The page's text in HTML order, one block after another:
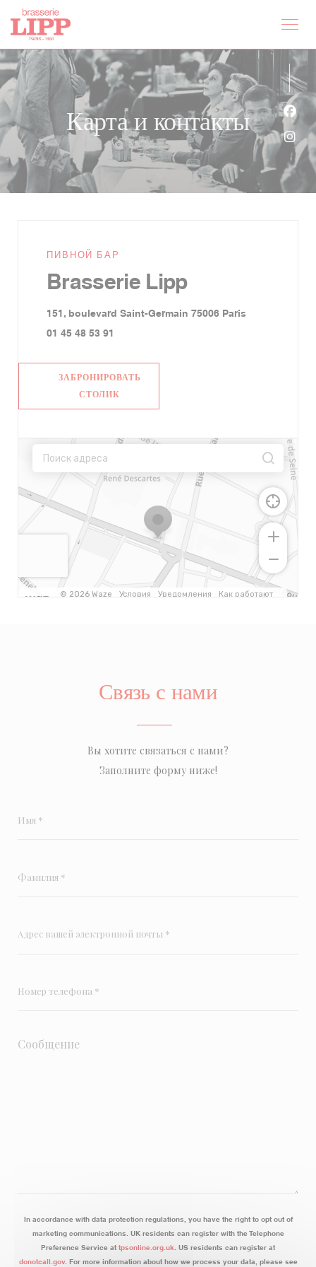
Панель управления cookies
Карта и контакты
ПИВНОЙ БАР
Brasserie Lipp
151, boulevard Saint-Germain 75006 Paris
01 45 48 53 91
ЗАБРОНИРОВАТЬ
СТОЛИК
Связь с нами
Вы хотите связаться с нами?
Заполните форму ниже!
In accordance with data protection regulations, you have the right to opt out of
marketing communications. UK residents can register with the Telephone
Preference Service at tpsonline.org.uk . US residents can register at
donotcall.gov. For more information about how we process your data, please see